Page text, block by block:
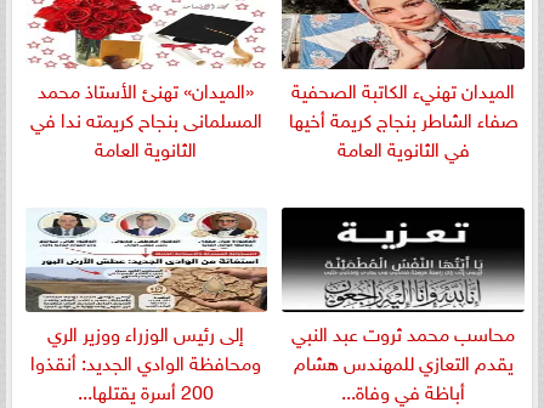
الميدان تهنيء الكاتبة الصحفية
صفاء الشاطر بنجاج كريمة أخيها
في الثانوية العامة
«الميدان» تهنئ الأستاذ محمد
المسلمانى بنجاح كريمته ندا في
الثانوية العامة
​محاسب محمد ثروت عبد النبي
يقدم التعازي للمهندس هشام
أباظة في وفاة...
إلى رئيس الوزراء ووزير الري
ومحافظة الوادي الجديد: أنقذوا
200 أسرة يقتلها...